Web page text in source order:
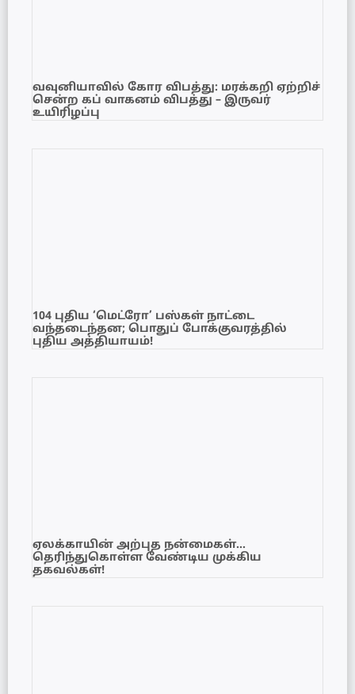
வவுனியாவில் கோர விபத்து: மரக்கறி ஏற்றிச்
சென்ற கப் வாகனம் விபத்து – இருவர்
உயிரிழப்பு
104 புதிய ‘மெட்ரோ’ பஸ்கள் நாட்டை
வந்தடைந்தன; பொதுப் போக்குவரத்தில்
புதிய அத்தியாயம்!
ஏலக்காயின் அற்புத நன்மைகள்…
தெரிந்துகொள்ள வேண்டிய முக்கிய
தகவல்கள்!